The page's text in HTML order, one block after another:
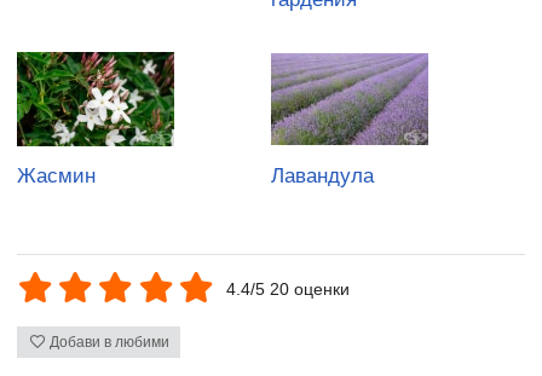
Жасмин Лавандула
4.4/5 20 оценки
Добави в любими